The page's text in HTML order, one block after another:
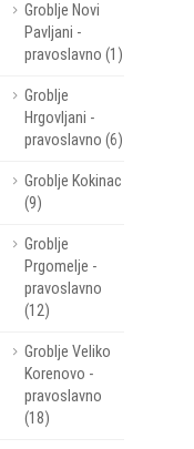
Groblje Novi
Pavljani -
pravoslavno (1)
Groblje
Hrgovljani -
pravoslavno (6)
Groblje Kokinac
(9)
Groblje
Prgomelje -
pravoslavno
(12)
Groblje Veliko
Korenovo -
pravoslavno
(18)